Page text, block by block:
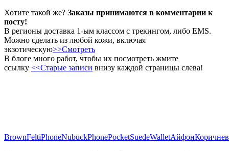
Хотите такой же? Заказы принимаются в комментарии к
посту!
В регионы доставка 1-ым классом с трекингом, либо EMS.
Можно сделать из любой кожи, включая
экзотическую>>Смотреть
В блоге много работ, чтобы их посмотреть жмите
ссылку <<Старые записи внизу каждой страницы слева!
BrownFeltiPhoneNubuckPhonePocketSuedeWalletАйфон